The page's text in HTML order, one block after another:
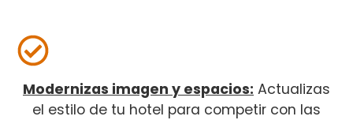
Modernizas imagen y espacios: Actualizas
el estilo de tu hotel para competir con las